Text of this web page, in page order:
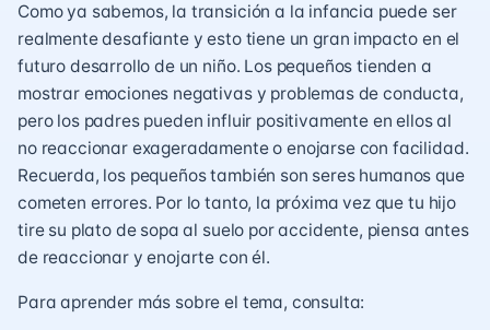
Como ya sabemos, la transición a la infancia puede ser
realmente desafiante y esto tiene un gran impacto en el
futuro desarrollo de un niño. Los pequeños tienden a
mostrar emociones negativas y problemas de conducta,
pero los padres pueden influir positivamente en ellos al
no reaccionar exageradamente o enojarse con facilidad.
Recuerda, los pequeños también son seres humanos que
cometen errores. Por lo tanto, la próxima vez que tu hijo
tire su plato de sopa al suelo por accidente, piensa antes
de reaccionar y enojarte con él.
Para aprender más sobre el tema, consulta: